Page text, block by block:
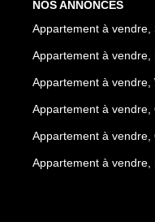
NOS ANNONCES
Appartement à vendre,
Appartement à vendre,
Appartement à vendre,
Appartement à vendre,
Appartement à vendre,
Appartement à vendre,